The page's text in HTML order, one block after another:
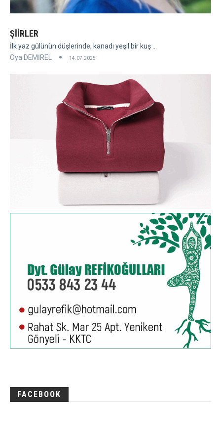
ŞİİRLER
İlk yaz gülünün düşlerinde, kanadı yeşil bir kuş ...
Oya DEMİREL
14.07.2025
FACEBOOK